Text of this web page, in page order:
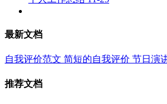
最新文档
自我评价范文 简短的自我评价 节日演
推荐文档